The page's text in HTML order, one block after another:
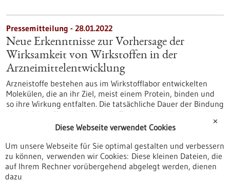
Pressemitteilung - 28.01.2022
Neue Erkenntnisse zur Vorhersage der
Wirksamkeit von Wirkstoffen in der
Arzneimittelentwicklung
Arzneistoffe bestehen aus im Wirkstofflabor entwickelten
Molekülen, die an ihr Ziel, meist einem Protein, binden und
so ihre Wirkung entfalten. Die tatsächliche Dauer der Bindung
eines Wirkstoffmoleküls an sein Zielprotein variiert je nach
Wirkstoff. Die Lebensdauer des Wirkstoff-Ziel-Komplexes kann
Medikaments spielen.
https://www.gesundheitsindustrie-
bw.de/fachbeitrag/pm/neue-erkenntnisse-zur-vorhersage-
der-wirksamkeit-von-wirkstoffen-der-arzneimittelentwicklung
✕
Diese Webseite verwendet Cookies
Um unsere Webseite für Sie optimal gestalten und verbessern
zu können, verwenden wir Cookies: Diese kleinen Dateien, die
auf Ihrem Rechner vorübergehend abgelegt werden, dienen
dazu